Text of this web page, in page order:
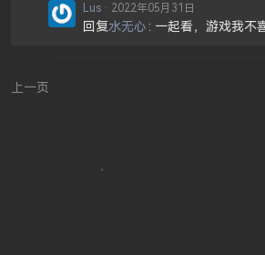
Lus 2022年05月31日
回复水无心 一起看，游戏我不
上一页